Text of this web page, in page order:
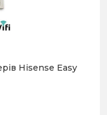
Hisense Easy